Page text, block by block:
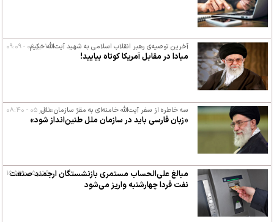
آخرین توصیه‌ی رهبر انقلاب اسلامی به شهید آیت‌الله حکیم
مبادا در مقابل آمریکا کوتاه بیایید!
۱۰ تیر ۰۵ - ۰۹:۰۹
سه خاطره از سفر آیت‌الله خامنه‌ای به مقرّ سازمان ملل
«زبان فارسی باید در سازمان ملل طنین‌انداز شود»
۱۰ تیر ۰۵ - ۰۸:۴۰
مبالغ علی‌الحساب مستمری بازنشستگان ارجمند صنعت
نفت فردا چهارشنبه واریز می‌شود
۹ تیر ۰۵ - ۱۵:۵۳